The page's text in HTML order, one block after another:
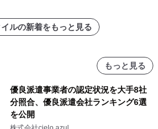
ルの新着をもっと見る
もっと見る
優良派遣事業者の認定状況を大手8社
分照合、優良派遣会社ランキング6選
を公開